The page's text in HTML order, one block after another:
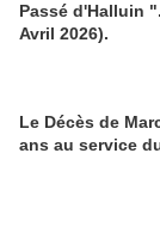
Passé d'Halluin
Avril 2026).
Le Décès de
ans au service